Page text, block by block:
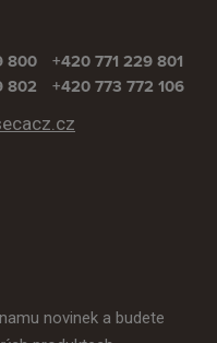
800
802
+420 771 229 801
+420 773 772 106
novinek a budete